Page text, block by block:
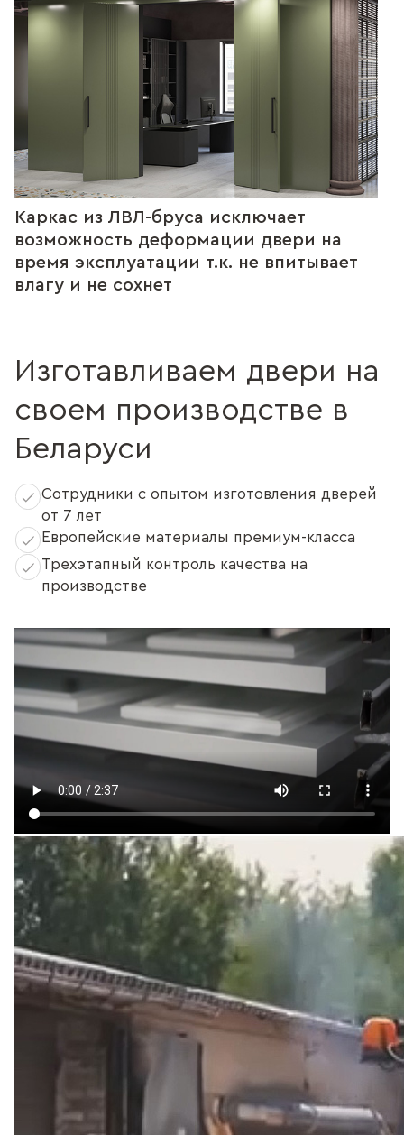
Каркас из ЛВЛ-бруса исключает
возможность деформации двери на
время эксплуатации т.к. не впитывает
влагу и не сохнет
Изготавливаем двери на
своем производстве в
Беларуси
Сотрудники с опытом изготовления дверей
от 7 лет
Европейские материалы премиум-класса
Трехэтапный контроль качества на
производстве